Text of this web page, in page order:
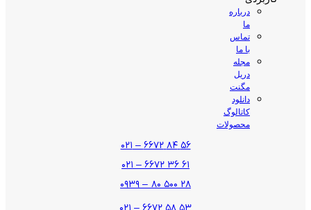
درباره
ما
تماس
با ما
مجله
دریل
مگنت
دانلود
کاتالوگ
محصولات
۵۶ ۸۴ ۶۶۷۲ – ۰۲۱
۶۱ ۳۶ ۶۶۷۲ – ۰۲۱
۲۸ ۵۰۰ ۸۰ – ۰۹۳۹